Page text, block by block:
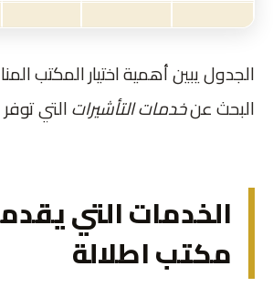
الجدول يبين أهمية اختيار المكتب
البحث عنخدمات التأشيراتالتي
الخدمات التي
مكتب اطلالة